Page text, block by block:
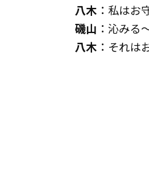
八木 ：私はお
磯山 ：沁みる
八木 ：それは